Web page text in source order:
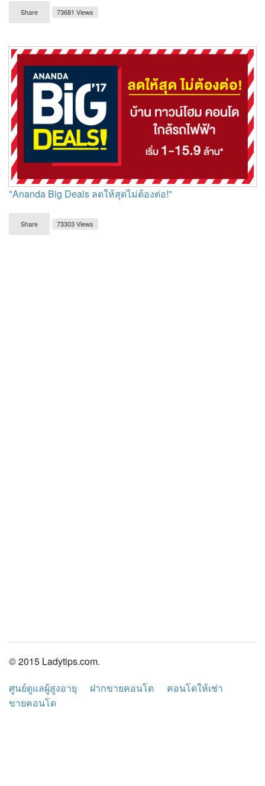
Share 73681 Views
"Ananda Big Deals ลดให้สุดไม่ต้องต่อ!"
Share 73303 Views
© 2015 Ladytips.com.
ศูนย์ดูแลผู้สูงอายุ
ฝากขายคอนโด
คอนโดให้เช่า
ขายคอนโด